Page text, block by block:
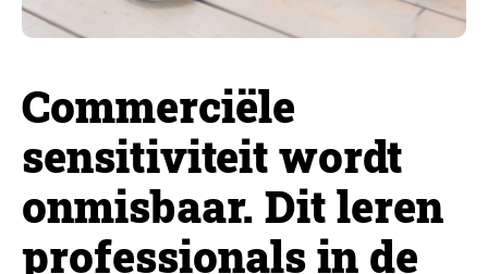
Commerciële
sensitiviteit wordt
onmisbaar. Dit leren
professionals in de